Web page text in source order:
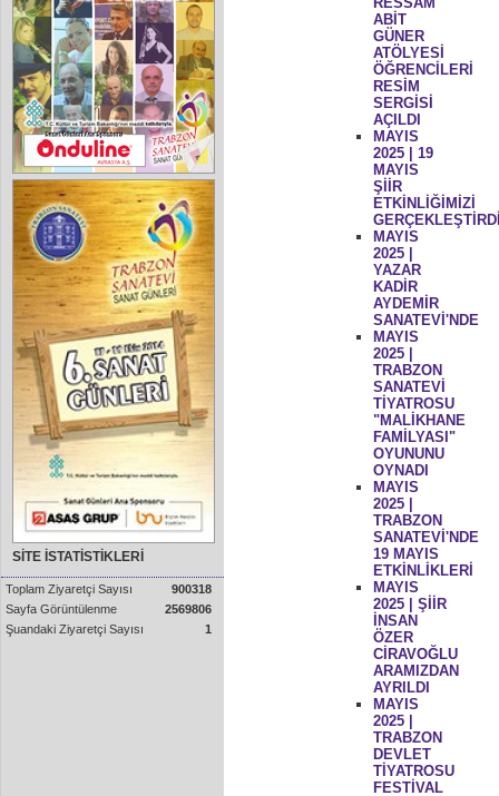
SİTE İSTATİSTİKLERİ
Toplam Ziyaretçi Sayısı
900318
Sayfa Görüntülenme
2569806
Şuandaki Ziyaretçi Sayısı
1
ABİT
GÜNER
ATÖLYESİ
ÖĞRENCİLERİ
RESİM
SERGİSİ
AÇILDI
MAYIS
2025 | 19
MAYIS
ŞİİR
ETKİNLİĞİMİZİ
MAYIS
2025 |
YAZAR
KADİR
AYDEMİR
SANATEVİ'NDE
MAYIS
2025 |
TRABZON
SANATEVİ
TİYATROSU
"MALİKHANE
FAMİLYASI"
OYUNUNU
OYNADI
MAYIS
2025 |
TRABZON
SANATEVİ'NDE
19 MAYIS
ETKİNLİKLERİ
MAYIS
2025 | ŞİİR
İNSAN
ÖZER
CİRAVOĞLU
ARAMIZDAN
AYRILDI
MAYIS
2025 |
TRABZON
DEVLET
TİYATROSU
FESTİVAL